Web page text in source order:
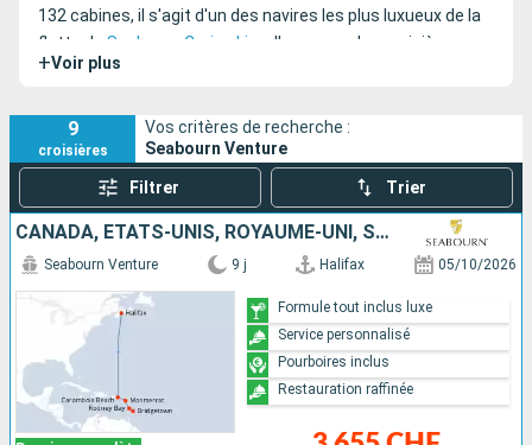
132 cabines, il s'agit d'un des navires les plus luxueux de la
flotte de Seabourn Cruise Line
. Il propose des croisières sur
le fleuve Amazone, les croisières en Europe
entier.
+Voir plus
9
croisières
Vos critères de recherche :
Seabourn Venture
Filtrer Trier
CANADA, ÉTATS-UNIS, ROYAUME-UNI, SAINTE-LUCIE, BARBADE
Seabourn Venture 9 j Halifax 05/10/2026
Formule tout inclus luxe
Service personnalisé
Pourboires inclus
Restauration raffinée